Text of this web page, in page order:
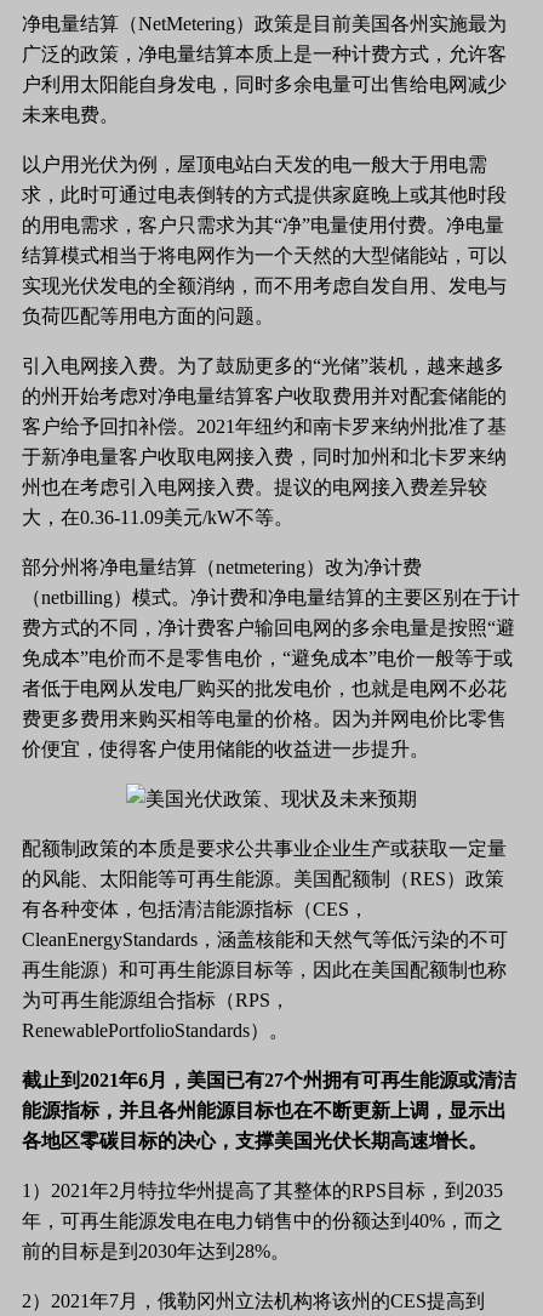
净电量结算（NetMetering）政策是目前美国各州实施最为
广泛的政策，净电量结算本质上是一种计费方式，允许客
户利用太阳能自身发电，同时多余电量可出售给电网减少
未来电费。
以户用光伏为例，屋顶电站白天发的电一般大于用电需
求，此时可通过电表倒转的方式提供家庭晚上或其他时段
的用电需求，客户只需求为其“净”电量使用付费。净电量
结算模式相当于将电网作为一个天然的大型储能站，可以
实现光伏发电的全额消纳，而不用考虑自发自用、发电与
负荷匹配等用电方面的问题。
引入电网接入费。为了鼓励更多的“光储”装机，越来越多
的州开始考虑对净电量结算客户收取费用并对配套储能的
客户给予回扣补偿。2021年纽约和南卡罗来纳州批准了基
于新净电量客户收取电网接入费，同时加州和北卡罗来纳
州也在考虑引入电网接入费。提议的电网接入费差异较
大，在0.36-11.09美元/kW不等。
部分州将净电量结算（netmetering）改为净计费
（netbilling）模式。净计费和净电量结算的主要区别在于计
费方式的不同，净计费客户输回电网的多余电量是按照“避
免成本”电价而不是零售电价，“避免成本”电价一般等于或
者低于电网从发电厂购买的批发电价，也就是电网不必花
费更多费用来购买相等电量的价格。因为并网电价比零售
价便宜，使得客户使用储能的收益进一步提升。
配额制政策的本质是要求公共事业企业生产或获取一定量
的风能、太阳能等可再生能源。美国配额制（RES）政策
有各种变体，包括清洁能源指标（CES，
CleanEnergyStandards，涵盖核能和天然气等低污染的不可
再生能源）和可再生能源目标等，因此在美国配额制也称
为可再生能源组合指标（RPS，
RenewablePortfolioStandards）。
截止到2021年6月，美国已有27个州拥有可再生能源或清洁
能源指标，并且各州能源目标也在不断更新上调，显示出
各地区零碳目标的决心，支撑美国光伏长期高速增长。
1）2021年2月特拉华州提高了其整体的RPS目标，到2035
年，可再生能源发电在电力销售中的份额达到40%，而之
前的目标是到2030年达到28%。
2）2021年7月，俄勒冈州立法机构将该州的CES提高到